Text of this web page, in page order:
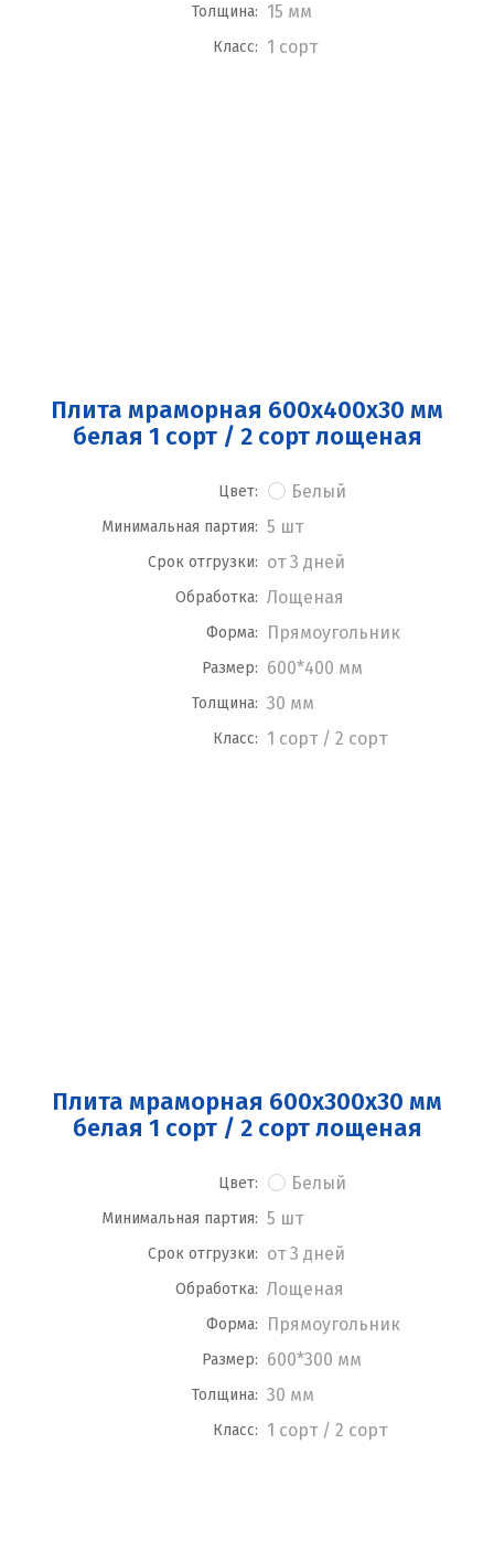
Толщина: 15 мм
Класс: 1 сорт
Плита мраморная 600x400x30 мм
белая 1 сорт / 2 сорт лощеная
Цвет: Белый
Минимальная партия: 5 шт
Срок отгрузки: от 3 дней
Обработка: Лощеная
Форма: Прямоугольник
Размер: 600*400 мм
Толщина: 30 мм
Класс: 1 сорт / 2 сорт
Плита мраморная 600x300x30 мм
белая 1 сорт / 2 сорт лощеная
Цвет: Белый
Минимальная партия: 5 шт
Срок отгрузки: от 3 дней
Обработка: Лощеная
Форма: Прямоугольник
Размер: 600*300 мм
Толщина: 30 мм
Класс: 1 сорт / 2 сорт